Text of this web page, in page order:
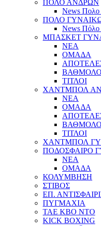
ΠΟΛΟ ΑΝΔΡΩΝ
News
ΠΟΛΟ
News Πόλο
ΜΠΑΣΚΕΤ
ΝΕΑ
ΟΜΑΔΑ
ΤΙΤΛΟΙ
ΧΑΝΤΜΠΟΛ
ΝΕΑ
ΟΜΑΔΑ
ΤΙΤΛΟΙ
ΧΑΝΤΜΠΟΛ
ΠΟΔΟΣΦΑΙΡΟ
NEA
ΟΜΑΔΑ
ΚΟΛΥΜΒΗΣΗ
ΣΤΙΒΟΣ
ΕΠ.
ΠΥΓΜΑΧΙΑ
TAE KBO NTO
KICK BOXING